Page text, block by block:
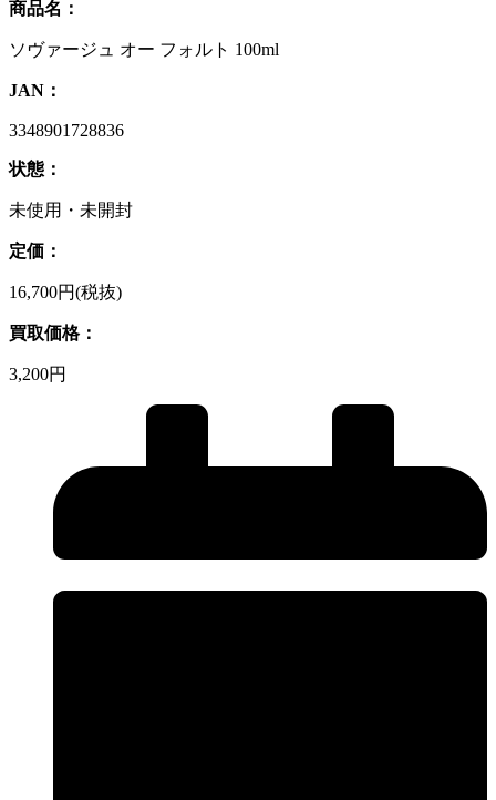
商品名：
ソヴァージュ オー フォルト 100ml
JAN：
3348901728836
状態：
未使用・未開封
定価：
16,700円(税抜)
買取価格：
3,200円